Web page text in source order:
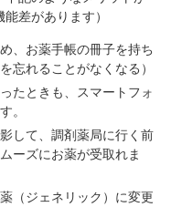
差があります）
、お薬手帳の冊子を持ち
忘れることがなくなる）
たときも、スマートフォ
。
して、調剤薬局に行く前
ーズにお薬が受取れま
（ジェネリック）に変更